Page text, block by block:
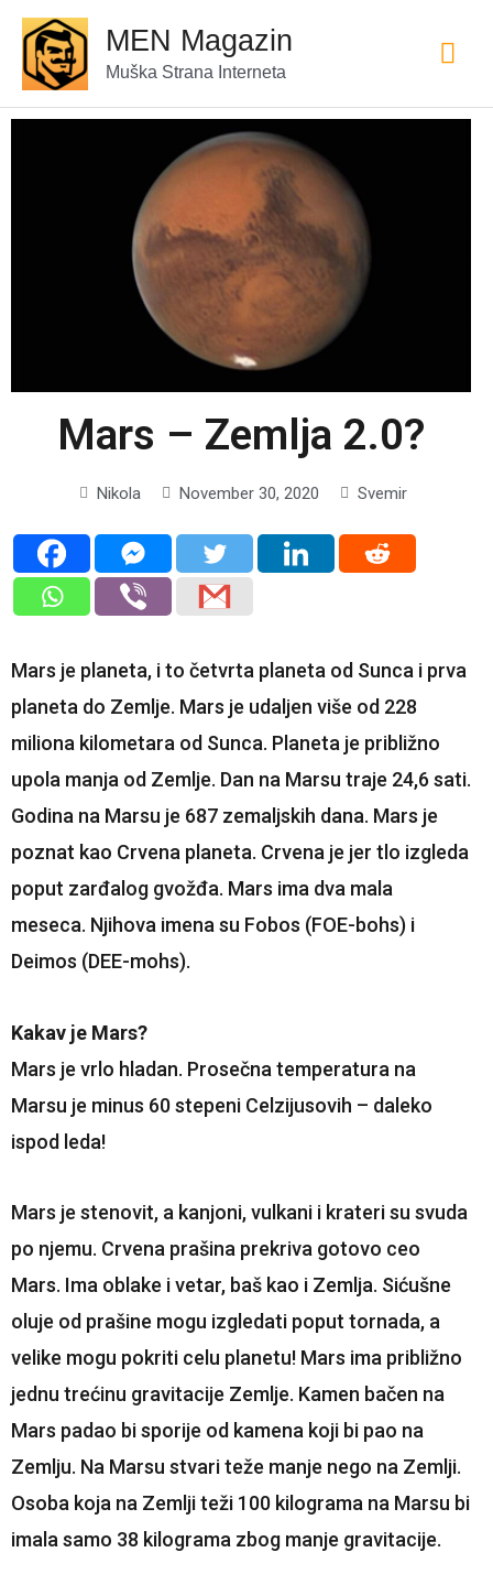
MEN Magazin
Muška Strana Interneta
Mars – Zemlja 2.0?
Nikola November 30, 2020 Svemir
Mars je planeta, i to četvrta planeta od Sunca i prva
planeta do Zemlje. Mars je udaljen više od 228
miliona kilometara od Sunca. Planeta je približno
upola manja od Zemlje. Dan na Marsu traje 24,6 sati.
Godina na Marsu je 687 zemaljskih dana. Mars je
poznat kao Crvena planeta. Crvena je jer tlo izgleda
poput zarđalog gvožđa. Mars ima dva mala
meseca. Njihova imena su Fobos (FOE-bohs) i
Deimos (DEE-mohs).
Kakav je Mars?
Mars je vrlo hladan. Prosečna temperatura na
Marsu je minus 60 stepeni Celzijusovih – daleko
ispod leda!
Mars je stenovit, a kanjoni, vulkani i krateri su svuda
po njemu. Crvena prašina prekriva gotovo ceo
Mars. Ima oblake i vetar, baš kao i Zemlja. Sićušne
oluje od prašine mogu izgledati poput tornada, a
velike mogu pokriti celu planetu! Mars ima približno
jednu trećinu gravitacije Zemlje. Kamen bačen na
Mars padao bi sporije od kamena koji bi pao na
Zemlju. Na Marsu stvari teže manje nego na Zemlji.
Osoba koja na Zemlji teži 100 kilograma na Marsu bi
imala samo 38 kilograma zbog manje gravitacije.